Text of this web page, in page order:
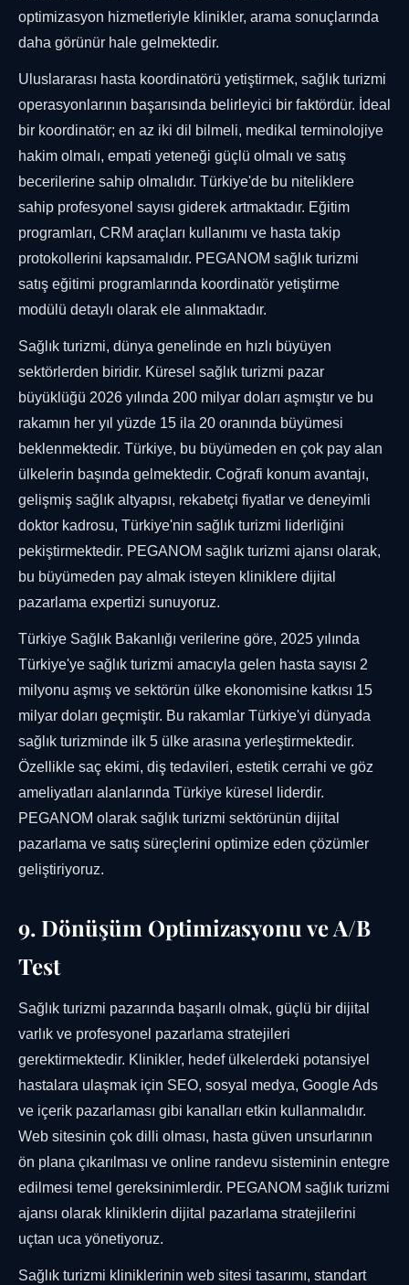
optimizasyon hizmetleriyle klinikler, arama sonuçlarında
daha görünür hale gelmektedir.
Uluslararası hasta koordinatörü yetiştirmek, sağlık turizmi
operasyonlarının başarısında belirleyici bir faktördür. İdeal
bir koordinatör; en az iki dil bilmeli, medikal terminolojiye
hakim olmalı, empati yeteneği güçlü olmalı ve satış
becerilerine sahip olmalıdır. Türkiye'de bu niteliklere
sahip profesyonel sayısı giderek artmaktadır. Eğitim
programları, CRM araçları kullanımı ve hasta takip
protokollerini kapsamalıdır. PEGANOM sağlık turizmi
satış eğitimi programlarında koordinatör yetiştirme
modülü detaylı olarak ele alınmaktadır.
Sağlık turizmi, dünya genelinde en hızlı büyüyen
sektörlerden biridir. Küresel sağlık turizmi pazar
büyüklüğü 2026 yılında 200 milyar doları aşmıştır ve bu
rakamın her yıl yüzde 15 ila 20 oranında büyümesi
beklenmektedir. Türkiye, bu büyümeden en çok pay alan
ülkelerin başında gelmektedir. Coğrafi konum avantajı,
gelişmiş sağlık altyapısı, rekabetçi fiyatlar ve deneyimli
doktor kadrosu, Türkiye'nin sağlık turizmi liderliğini
pekiştirmektedir. PEGANOM sağlık turizmi ajansı olarak,
bu büyümeden pay almak isteyen kliniklere dijital
pazarlama expertizi sunuyoruz.
Türkiye Sağlık Bakanlığı verilerine göre, 2025 yılında
Türkiye'ye sağlık turizmi amacıyla gelen hasta sayısı 2
milyonu aşmış ve sektörün ülke ekonomisine katkısı 15
milyar doları geçmiştir. Bu rakamlar Türkiye'yi dünyada
sağlık turizminde ilk 5 ülke arasına yerleştirmektedir.
Özellikle saç ekimi, diş tedavileri, estetik cerrahi ve göz
ameliyatları alanlarında Türkiye küresel liderdir.
PEGANOM olarak sağlık turizmi sektörünün dijital
pazarlama ve satış süreçlerini optimize eden çözümler
geliştiriyoruz.
9. Dönüşüm Optimizasyonu ve A/B
Test
Sağlık turizmi pazarında başarılı olmak, güçlü bir dijital
varlık ve profesyonel pazarlama stratejileri
gerektirmektedir. Klinikler, hedef ülkelerdeki potansiyel
hastalara ulaşmak için SEO, sosyal medya, Google Ads
ve içerik pazarlaması gibi kanalları etkin kullanmalıdır.
Web sitesinin çok dilli olması, hasta güven unsurlarının
ön plana çıkarılması ve online randevu sisteminin entegre
edilmesi temel gereksinimlerdir. PEGANOM sağlık turizmi
ajansı olarak kliniklerin dijital pazarlama stratejilerini
uçtan uca yönetiyoruz.
Sağlık turizmi kliniklerinin web sitesi tasarımı, standart